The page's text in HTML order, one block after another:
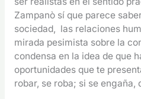
Zampanò sí que parece
sociedad, las relaciones
mirada pesimista sobre la
condensa en la idea de que
oportunidades que te
robar, se roba; si se engaña,